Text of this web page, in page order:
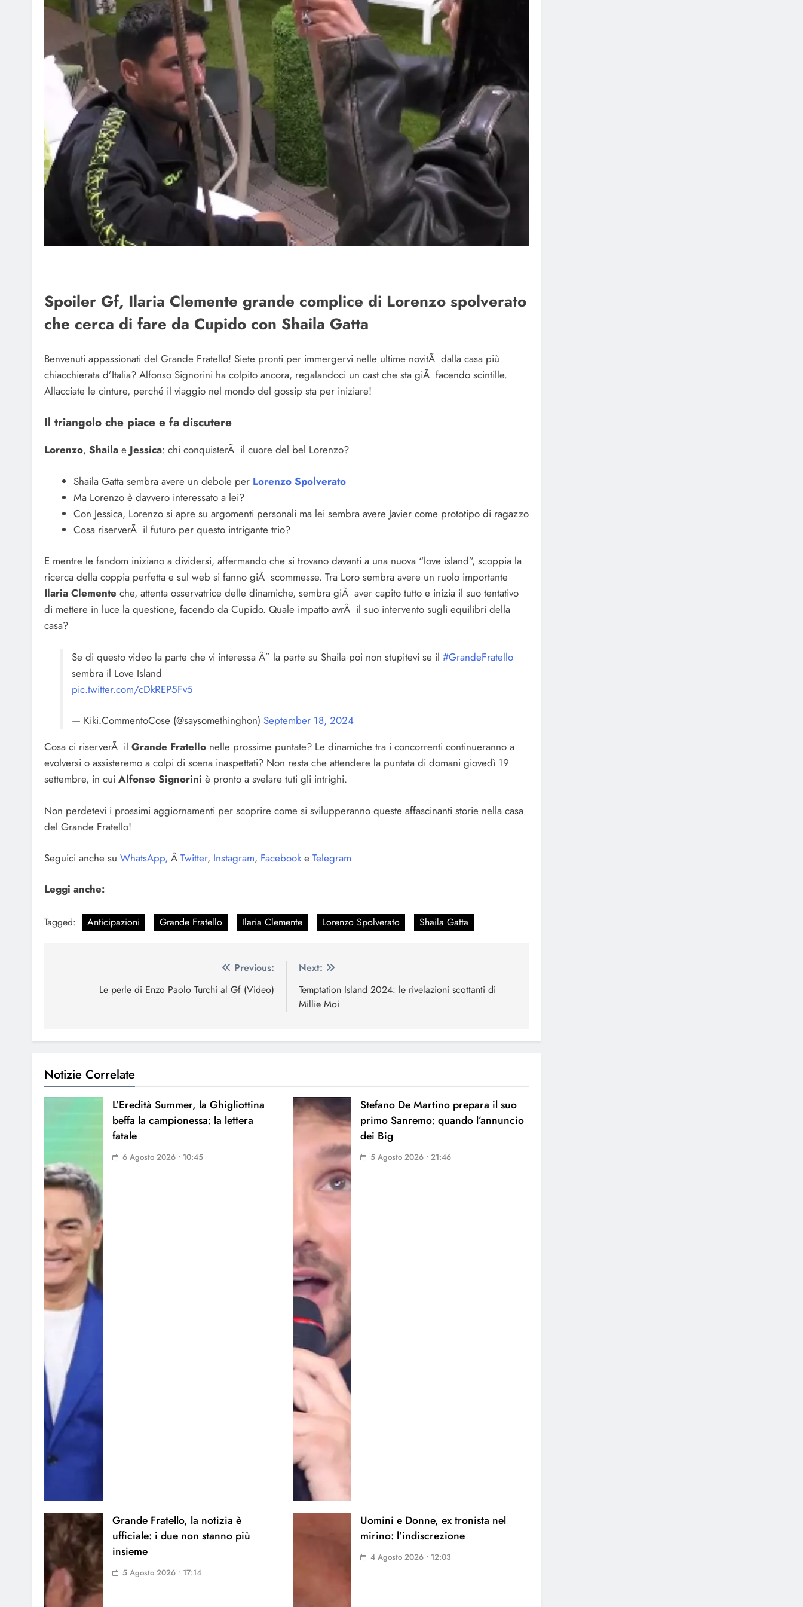
Spoiler Gf, Ilaria Clemente grande complice di Lorenzo spolverato
che cerca di fare da Cupido con Shaila Gatta
Benvenuti appassionati del Grande Fratello! Siete pronti per immergervi nelle ultime novitÃ dalla casa più
chiacchierata d’Italia? Alfonso Signorini ha colpito ancora, regalandoci un cast che sta giÃ facendo scintille.
Allacciate le cinture, perché il viaggio nel mondo del gossip sta per iniziare!
Il triangolo che piace e fa discutere
Lorenzo, Shaila e Jessica: chi conquisterÃ il cuore del bel Lorenzo?
Shaila Gatta sembra avere un debole per Lorenzo Spolverato
Ma Lorenzo è davvero interessato a lei?
Con Jessica, Lorenzo si apre su argomenti personali ma lei sembra avere Javier come prototipo di ragazzo
Cosa riserverÃ il futuro per questo intrigante trio?
E mentre le fandom iniziano a dividersi, affermando che si trovano davanti a una nuova “love island”, scoppia la
ricerca della coppia perfetta e sul web si fanno giÃ scommesse. Tra Loro sembra avere un ruolo importante
Ilaria Clemente che, attenta osservatrice delle dinamiche, sembra giÃ aver capito tutto e inizia il suo tentativo
di mettere in luce la questione, facendo da Cupido. Quale impatto avrÃ il suo intervento sugli equilibri della
casa?
Se di questo video la parte che vi interessa Ã¨ la parte su Shaila poi non stupitevi se il #GrandeFratello
sembra il Love Island
pic.twitter.com/cDkREP5Fv5
— Kiki.CommentoCose (@saysomethinghon) September 18, 2024
Cosa ci riserverÃ il Grande Fratello nelle prossime puntate? Le dinamiche tra i concorrenti continueranno a
evolversi o assisteremo a colpi di scena inaspettati? Non resta che attendere la puntata di domani giovedì 19
settembre, in cui Alfonso Signorini è pronto a svelare tuti gli intrighi.
Non perdetevi i prossimi aggiornamenti per scoprire come si svilupperanno queste affascinanti storie nella casa
del Grande Fratello!
Seguici anche su WhatsApp, Â Twitter, Instagram, Facebooke Telegram
Leggi anche:
Tagged: Anticipazioni Grande Fratello Ilaria Clemente Lorenzo Spolverato Shaila Gatta
articoli
Previous:
Le perle di Enzo Paolo Turchi al Gf (Video)
Next:
Temptation Island 2024: le rivelazioni scottanti di
Millie Moi
Notizie Correlate
L’Eredità Summer, la Ghigliottina
beffa la campionessa: la lettera
fatale
6 Agosto 2026 • 10:45
Stefano De Martino prepara il suo
primo Sanremo: quando l’annuncio
dei Big
5 Agosto 2026 • 21:46
Grande Fratello, la notizia è
ufficiale: i due non stanno più
insieme
5 Agosto 2026 • 17:14
Uomini e Donne, ex tronista nel
mirino: l’indiscrezione
4 Agosto 2026 • 12:03